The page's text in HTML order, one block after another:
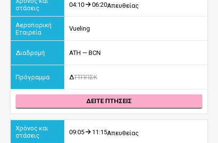
04:10 06:20Απευθείας
Vueling
ATH — BCN
ΔΤΤΠΠΣΚ
ΔΕΙΤΕ ΠΤΗΣΕΙΣ
09:05 11:15Απευθείας